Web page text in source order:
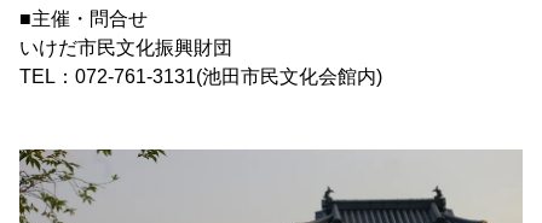
■主催・問合せ
いけだ市民文化振興財団
TEL：072-761-3131(池田市民文化会館内)